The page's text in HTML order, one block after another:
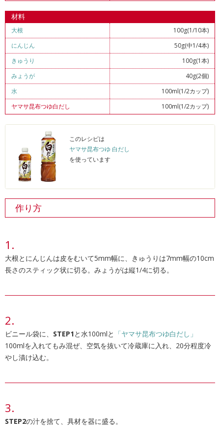
材料
大根
100g(1/10本)
にんじん
50g(中1/4本)
きゅうり
100g(1本)
みょうが
40g(2個)
水
100ml(1/2カップ)
ヤマサ昆布つゆ白だし
100ml(1/2カップ)
このレシピは
ヤマサ昆布つゆ 白だし
を使っています
作り方
大根とにんじんは皮をむいて5mm幅に、きゅうりは7mm幅の10cm
長さのスティック状に切る。みょうがは縦1/4に切る。
ビニール袋に、 STEP1と水100mlと 「ヤマサ昆布つゆ白だし」
100mlを入れてもみ混ぜ、空気を抜いて冷蔵庫に入れ、20分程度冷
やし漬け込む。
STEP2の汁を捨て、具材を器に盛る。